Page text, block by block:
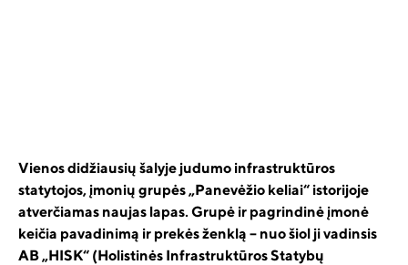
Vienos didžiausių šalyje judumo infrastruktūros
statytojos, įmonių grupės „Panevėžio keliai“ istorijoje
atverčiamas naujas lapas. Grupė ir pagrindinė įmonė
keičia pavadinimą ir prekės ženklą – nuo šiol ji vadinsis
AB „HISK“ (Holistinės Infrastruktūros Statybų